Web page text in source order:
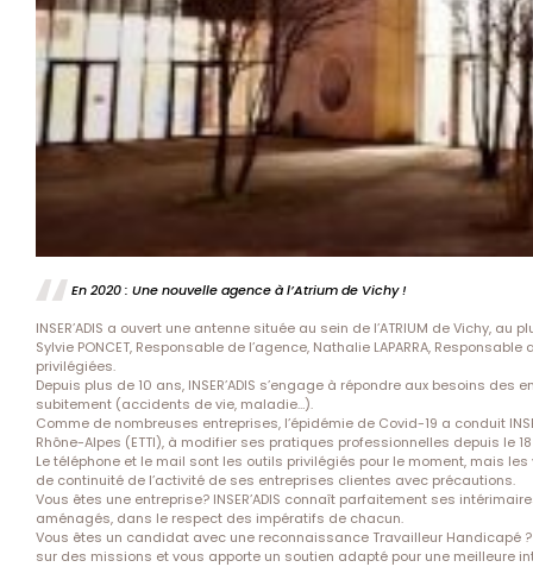
En 2020 : Une nouvelle agence à l’Atrium de Vichy !
INSER’ADIS a ouvert une antenne située au sein de l’ATRIUM de Vichy,
Sylvie PONCET, Responsable de l’agence, Nathalie LAPARRA,
privilégiées.
Depuis plus de 10 ans, INSER’ADIS s’engage à répondre aux besoins
subitement (accidents de vie, maladie…).
Comme de nombreuses entreprises, l’épidémie de Covid-19 a conduit
Rhône-Alpes (ETTI), à modifier ses pratiques professionnelles depuis le
Le téléphone et le mail sont les outils privilégiés pour le moment, mais
de continuité de l’activité de ses entreprises clientes avec précautions.
Vous êtes une entreprise? INSER’ADIS connaît parfaitement ses
aménagés, dans le respect des impératifs de chacun.
Vous êtes un candidat avec une reconnaissance Travailleur Handicapé ?
sur des missions et vous apporte un soutien adapté pour une meilleure